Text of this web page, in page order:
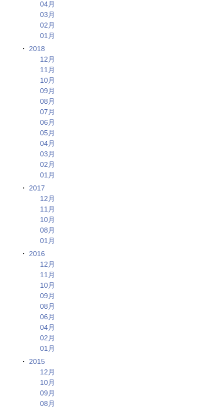
04月
03月
02月
01月
2018
12月
11月
10月
09月
08月
07月
06月
05月
04月
03月
02月
01月
2017
12月
11月
10月
08月
01月
2016
12月
11月
10月
09月
08月
06月
04月
02月
01月
2015
12月
10月
09月
08月